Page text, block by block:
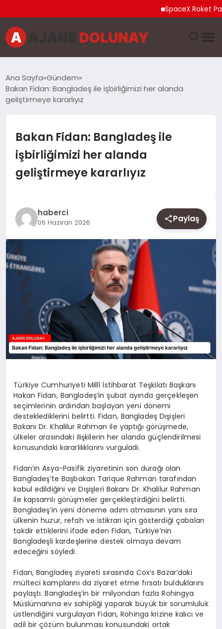
SpaceX Roket
EĞITIM
GÜNCEL
SAĞLIK
SPOR
Ana Sayfa Gündem
Bakan Fidan: Bangladeş ile işbirliğimizi her alanda
geliştirmeye kararlıyız
Bakan Fidan: Bangladeş ile
işbirliğimizi her alanda
geliştirmeye kararlıyız
haberci
06 Haziran 2026 Paylaş
Türkiye Cumhuriyeti Millî İstihbarat Teşkilatı Başkanı
Hakan Fidan, Bangladeş’in şubat ayında gerçekleşen
seçimlerinin ardından başlayan yeni dönemi
desteklediklerini belirtti. Fidan, Bangladeş Dışişleri
Bakanı Dr. Khalilur Rahman ile yaptığı görüşmede,
ülkeler arasındaki ilişkilerin her alanda güçlendirilmesi
konusundaki kararlılıklarını vurguladı.
Fidan’ın Asya-Pasifik ziyaretinin son durağı olan
Bangladeş’te Başbakan Tarique Rahman tarafından
kabul edildiğini ve Dışişleri Bakanı Dr. Khalilur Rahman
ile kapsamlı görüşmeler gerçekleştirdiğini belirtti.
Bangladeş’in yeni döneme adım atmasının yanı sıra
ülkenin huzur, refah ve istikrarı için gösterdiği çabaları
takdir ettiklerini ifade eden Fidan, Türkiye’nin
Bangladeşli kardeşlerine destek olmaya devam
edeceğini söyledi.
Fidan, Bangladeş ziyareti sırasında Cox’s Bazar’daki
mülteci kamplarını da ziyaret etme fırsatı bulduklarını
paylaştı. Bangladeş’in bir milyondan fazla Rohingya
Müslümanına ev sahipliği yaparak büyük bir sorumluluk
üstlendiğini vurgulayan Fidan, Rohinga krizine kalıcı ve
adil bir çözüm bulunması konusundaki ortak